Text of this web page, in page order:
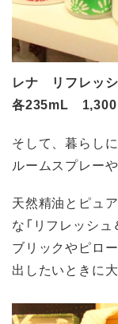
レナ リフレッ
各235mL 1,300
そして、暮らし
ルームスプレー
天然精油とピュ
な「リフレッシ
ブリックやピロ
出したいときに